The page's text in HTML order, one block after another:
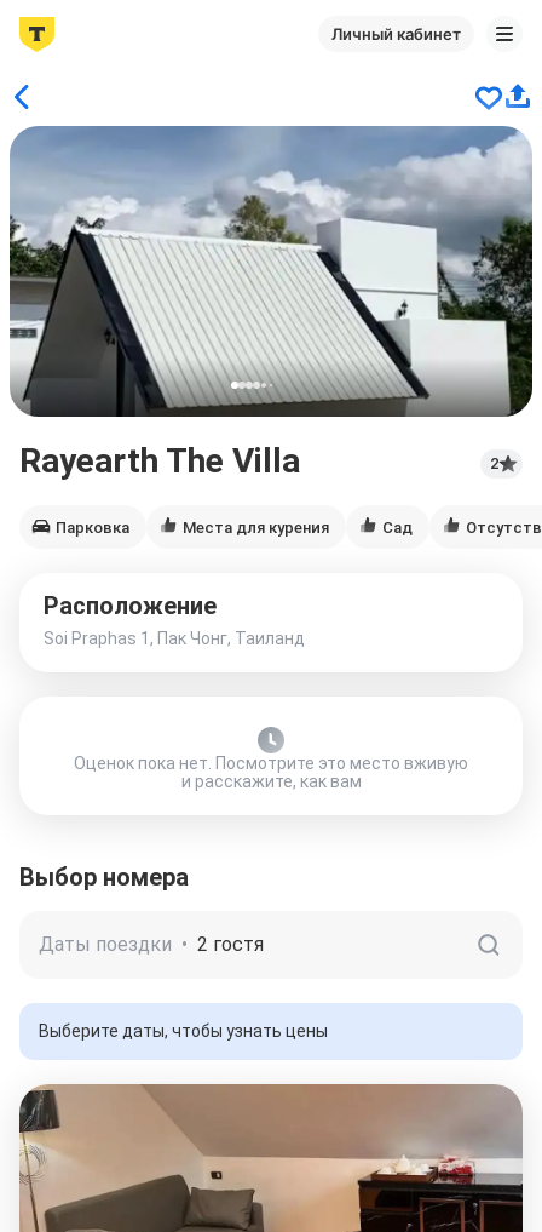
Личный кабинет
Rayearth The Villa 2
Парковка Места для курения Сад
Расположение
Soi Praphas 1, Пак Чонг, Таиланд
Оценок пока нет. Посмотрите это место вживую
и расскажите, как вам
Выбор номера
Даты поездки • 2 гостя
Выберите даты, чтобы узнать цены